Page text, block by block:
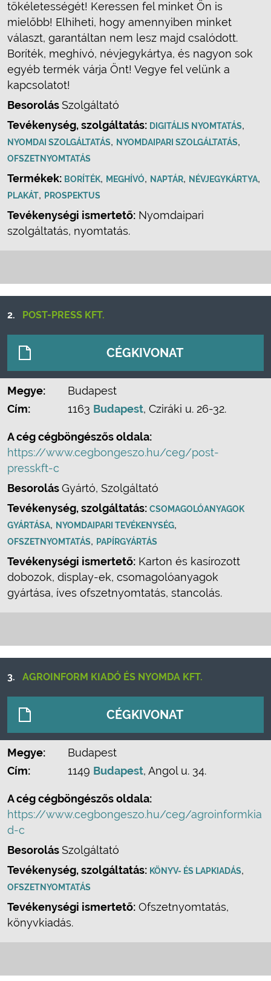
tökéletességét! Keressen fel minket Ön is
mielőbb! Elhiheti, hogy amennyiben minket
választ, garantáltan nem lesz majd csalódott.
Boríték, meghívó, névjegykártya, és nagyon sok
egyéb termék várja Önt! Vegye fel velünk a
kapcsolatot!
BesorolásSzolgáltató
Tevékenység, szolgáltatás: DIGITÁLIS NYOMTATÁS,
NYOMDAI SZOLGÁLTATÁS, NYOMDAIPARI SZOLGÁLTATÁS,
OFSZETNYOMTATÁS
Termékek: BORÍTÉK, MEGHÍVÓ, NAPTÁR, NÉVJEGYKÁRTYA,
PLAKÁT, PROSPEKTUS
Tevékenységi ismertető: Nyomdaipari
szolgáltatás, nyomtatás.
2. POST-PRESS KFT.
CÉGKIVONAT
Megye:
Budapest
Cím:
1163 Budapest, Cziráki u. 26-32.
A cég cégböngészős oldala:
https://www.cegbongeszo.hu/ceg/post-
presskft-c
BesorolásGyártó, Szolgáltató
Tevékenység, szolgáltatás: CSOMAGOLÓANYAGOK
GYÁRTÁSA, NYOMDAIPARI TEVÉKENYSÉG,
OFSZETNYOMTATÁS, PAPÍRGYÁRTÁS
Tevékenységi ismertető: Karton és kasírozott
dobozok, display-ek, csomagolóanyagok
gyártása, íves ofszetnyomtatás, stancolás.
3. AGROINFORM KIADÓ ÉS NYOMDA KFT.
CÉGKIVONAT
Megye:
Budapest
Cím:
1149 Budapest, Angol u. 34.
A cég cégböngészős oldala:
https://www.cegbongeszo.hu/ceg/agroinformkia
d-c
BesorolásSzolgáltató
Tevékenység, szolgáltatás: KÖNYV- ÉS LAPKIADÁS,
OFSZETNYOMTATÁS
Tevékenységi ismertető: Ofszetnyomtatás,
könyvkiadás.